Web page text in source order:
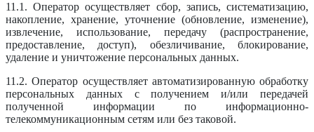
11.1. Оператор осуществляет сбор, запись, систематизацию,
накопление, хранение, уточнение (обновление, изменение),
извлечение, использование, передачу (распространение,
предоставление, доступ), обезличивание, блокирование,
удаление и уничтожение персональных данных.
11.2. Оператор осуществляет автоматизированную обработку
персональных данных с получением и/или передачей
полученной информации по информационно-
телекоммуникационным сетям или без таковой.